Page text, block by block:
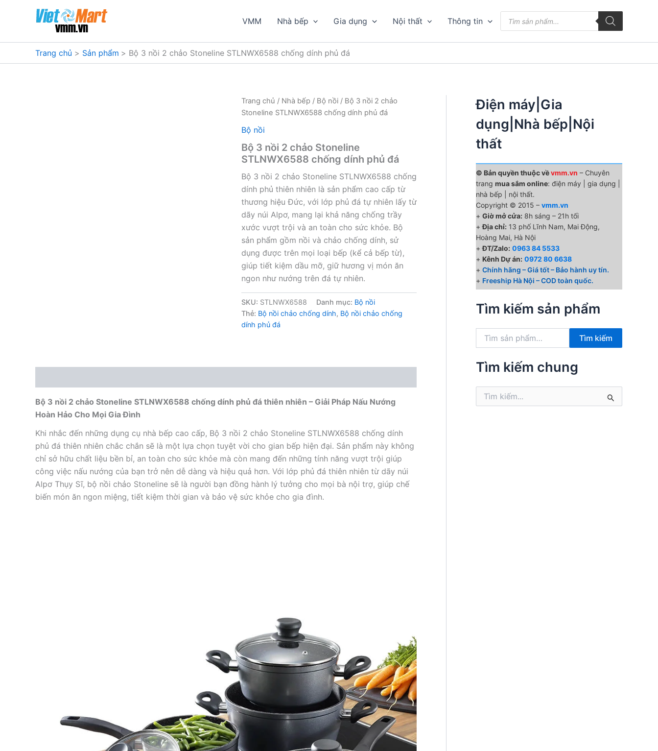
dung
VMM Nhà bếp Gia dụng Nội thất Thông tin
kiếm
phẩm
Trang chủ Sản phẩm Bộ 3 nồi 2 chảo Stoneline STLNWX6588 chống dính phủ đá
Trang chủ / Nhà bếp / Bộ nồi/ Bộ 3 nồi 2 chảo
Stoneline STLNWX6588 chống dính phủ đá
Bộ nồi
Bộ 3 nồi 2 chảo Stoneline
STLNWX6588 chống dính phủ đá
Bộ 3 nồi 2 chảo Stoneline STLNWX6588 chống
dính phủ thiên nhiên là sản phẩm cao cấp từ
thương hiệu Đức, với lớp phủ đá tự nhiên lấy từ
dãy núi Alpơ, mang lại khả năng chống trầy
xước vượt trội và an toàn cho sức khỏe. Bộ
sản phẩm gồm nồi và chảo chống dính, sử
dụng được trên mọi loại bếp (kể cả bếp từ),
giúp tiết kiệm dầu mỡ, giữ hương vị món ăn
ngon như nướng trên đá tự nhiên.
SKU: STLNWX6588 Danh mục: Bộ nồi
Thẻ: Bộ nồi chảo chống dính, Bộ nồi chảo chống
dính phủ đá
Bộ 3 nồi 2 chảo Stoneline STLNWX6588 chống dính phủ đá thiên nhiên – Giải Pháp Nấu Nướng
Hoàn Hảo Cho Mọi Gia Đình
Khi nhắc đến những dụng cụ nhà bếp cao cấp, Bộ 3 nồi 2 chảo Stoneline STLNWX6588 chống dính
phủ đá thiên nhiên chắc chắn sẽ là một lựa chọn tuyệt vời cho gian bếp hiện đại. Sản phẩm này không
chỉ sở hữu chất liệu bền bỉ, an toàn cho sức khỏe mà còn mang đến những tính năng vượt trội giúp
công việc nấu nướng của bạn trở nên dễ dàng và hiệu quả hơn. Với lớp phủ đá thiên nhiên từ dãy núi
Alpơ Thụy Sĩ, bộ nồi chảo Stoneline sẽ là người bạn đồng hành lý tưởng cho mọi bà nội trợ, giúp chế
biến món ăn ngon miệng, tiết kiệm thời gian và bảo vệ sức khỏe cho gia đình.
Điện máy|Gia
dụng|Nhà bếp|Nội
thất
© Bản quyền thuộc vềvmm.vn – Chuyên
trang mua sắm online: điện máy | gia dụng |
nhà bếp | nội thất.
Copyright © 2015 – vmm.vn
+ Giờ mở cửa: 8h sáng – 21h tối
+Địa chỉ: 13 phố Lĩnh Nam, Mai Động,
Hoàng Mai, Hà Nội
+ĐT/Zalo: 0963 84 5533
+ Kênh Dự án: 0972 80 6638
+ Chính hãng – Giá tốt – Bảo hành uy tín.
+ Freeship Hà Nội – COD toàn quốc.
Tìm kiếm sản phẩm
k
Tìm kiếm
Tìm kiếm chung